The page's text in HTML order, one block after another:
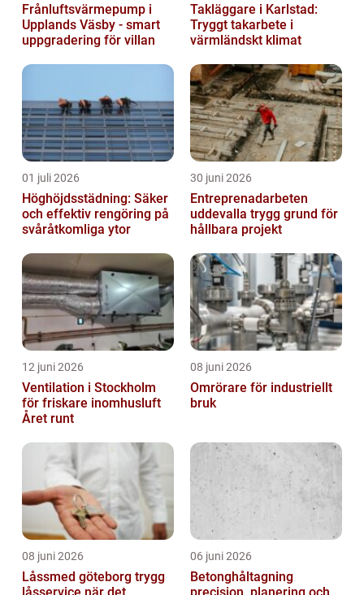
Frånluftsvärmepump i
Upplands Väsby - smart
uppgradering för villan
Takläggare i Karlstad:
Tryggt takarbete i
värmländskt klimat
01 juli 2026
Höghöjdsstädning: Säker
och effektiv rengöring på
svåråtkomliga ytor
30 juni 2026
Entreprenadarbeten
uddevalla trygg grund för
hållbara projekt
12 juni 2026
Ventilation i Stockholm
för friskare inomhusluft
Året runt
08 juni 2026
Omrörare för industriellt
bruk
08 juni 2026
Låssmed göteborg trygg
06 juni 2026
Betonghåltagning